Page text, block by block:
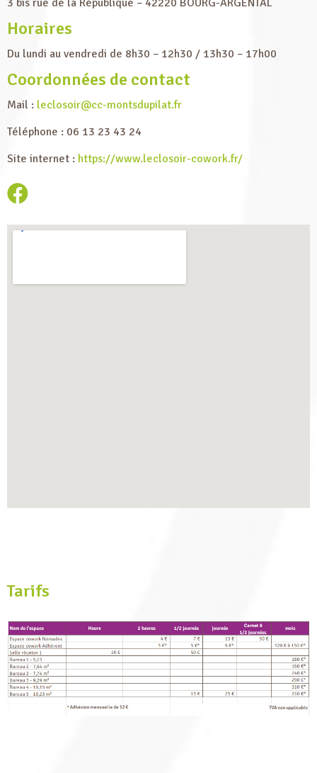
3 bis rue de la République – 42220 BOURG-ARGENTAL
Horaires
Du lundi au vendredi de 8h30 – 12h30 / 13h30 – 17h00
Coordonnées de contact
Mail : leclosoir@cc-montsdupilat.fr
Téléphone : 06 13 23 43 24
Site internet : https://www.leclosoir-cowork.fr/
Tarifs